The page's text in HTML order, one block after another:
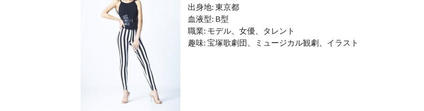
出身地: 東京都
血液型: B型
職業: モデル、女優、タレント
趣味: 宝塚歌劇団、ミュージカル観劇、イラスト